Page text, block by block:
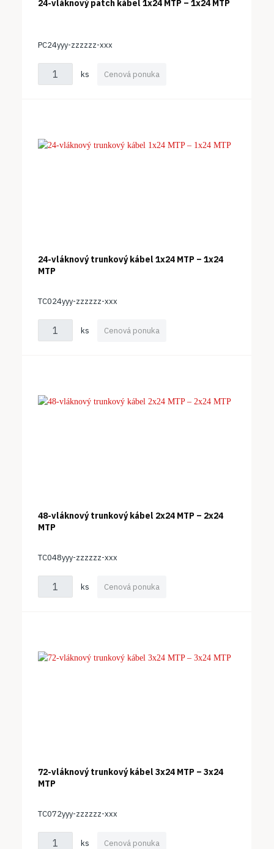
24-vláknový patch kábel 1x24 MTP – 1x24 MTP
PC24yyy-zzzzzz-xxx
ks Cenová ponuka
24-vláknový trunkový kábel 1x24 MTP – 1x24
MTP
TC024yyy-zzzzzz-xxx
ks Cenová ponuka
48-vláknový trunkový kábel 2x24 MTP – 2x24
MTP
TC048yyy-zzzzzz-xxx
ks Cenová ponuka
72-vláknový trunkový kábel 3x24 MTP – 3x24
MTP
TC072yyy-zzzzzz-xxx
ks Cenová ponuka